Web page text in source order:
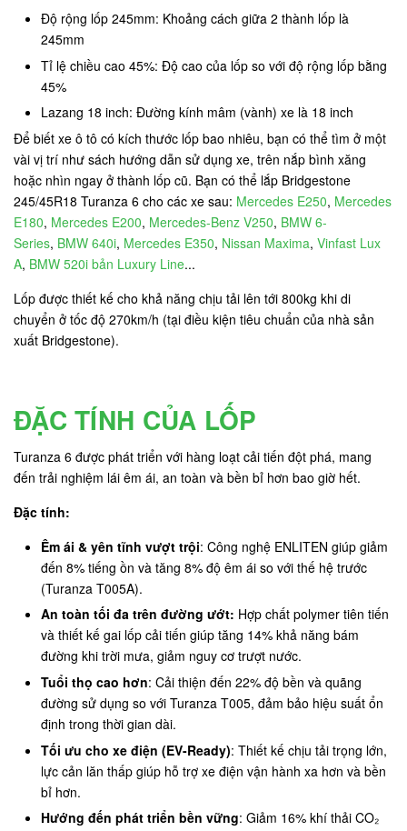
Độ rộng lốp 245mm: Khoảng cách giữa 2 thành lốp là
245mm
Tỉ lệ chiều cao 45%: Độ cao của lốp so với độ rộng lốp bằng
45%
Lazang 18 inch: Đường kính mâm (vành) xe là 18 inch
Để biết xe ô tô có kích thước lốp bao nhiêu, bạn có thể tìm ở một
vài vị trí như sách hướng dẫn sử dụng xe, trên nắp bình xăng
hoặc nhìn ngay ở thành lốp cũ. Bạn có thể lắp Bridgestone
245/45R18 Turanza 6 cho các xe sau: Mercedes E250, Mercedes
E180, Mercedes E200, Mercedes-Benz V250, BMW 6-
Series, BMW 640i, Mercedes E350, Nissan Maxima, Vinfast Lux
A, BMW 520i bản Luxury Line...
Lốp được thiết kế cho khả năng chịu tải lên tới 800kg khi di
chuyển ở tốc độ 270km/h (tại điều kiện tiêu chuẩn của nhà sản
xuất Bridgestone).
ĐẶC TÍNH CỦA LỐP
Turanza 6 được phát triển với hàng loạt cải tiến đột phá, mang
đến trải nghiệm lái êm ái, an toàn và bền bỉ hơn bao giờ hết.
Đặc tính:
Êm ái & yên tĩnh vượt trội: Công nghệ ENLITEN giúp giảm
đến 8% tiếng ồn và tăng 8% độ êm ái so với thế hệ trước
(Turanza T005A).
An toàn tối đa trên đường ướt: Hợp chất polymer tiên tiến
và thiết kế gai lốp cải tiến giúp tăng 14% khả năng bám
đường khi trời mưa, giảm nguy cơ trượt nước.
Tuổi thọ cao hơn: Cải thiện đến 22% độ bền và quãng
đường sử dụng so với Turanza T005, đảm bảo hiệu suất ổn
định trong thời gian dài.
Tối ưu cho xe điện (EV-Ready): Thiết kế chịu tải trọng lớn,
lực cản lăn thấp giúp hỗ trợ xe điện vận hành xa hơn và bền
bỉ hơn.
Hướng đến phát triển bền vững: Giảm 16% khí thải CO₂